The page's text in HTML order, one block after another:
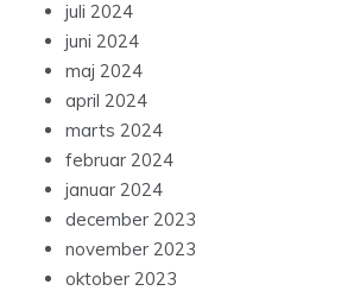
juli 2024
juni 2024
maj 2024
april 2024
marts 2024
februar 2024
januar 2024
december 2023
november 2023
oktober 2023